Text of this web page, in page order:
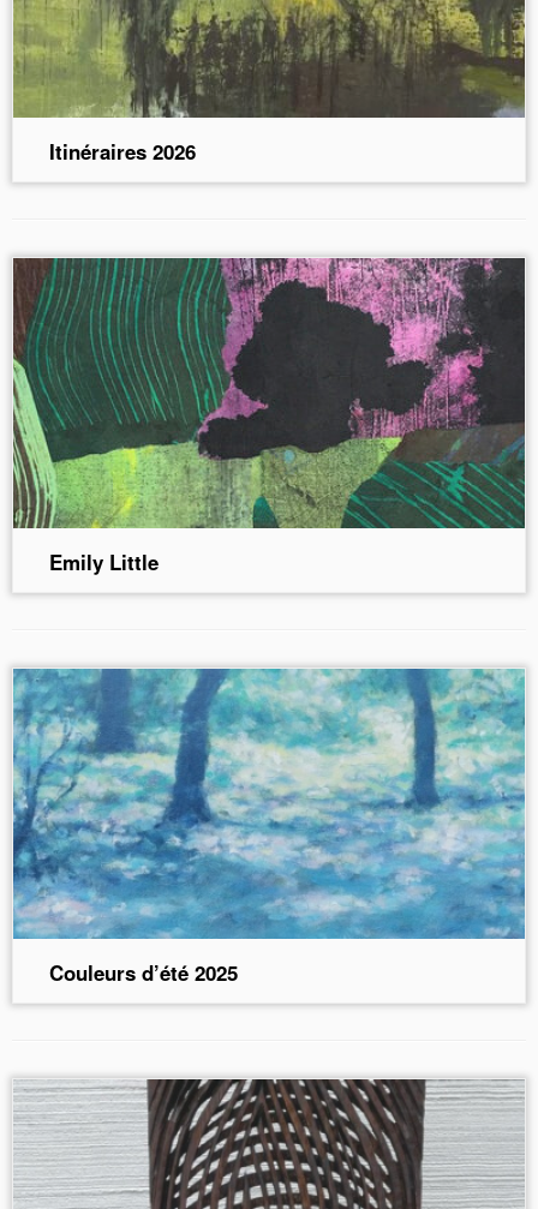
Itinéraires 2026
Emily Little
Couleurs d’été 2025